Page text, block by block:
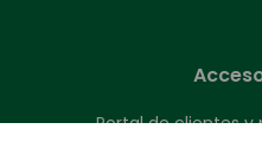
Portal de clientes y